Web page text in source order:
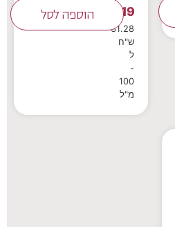
219
31.28
ש"ח
ל
-
100
מ"ל
הוספה לסל